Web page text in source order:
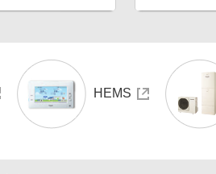
HEMS